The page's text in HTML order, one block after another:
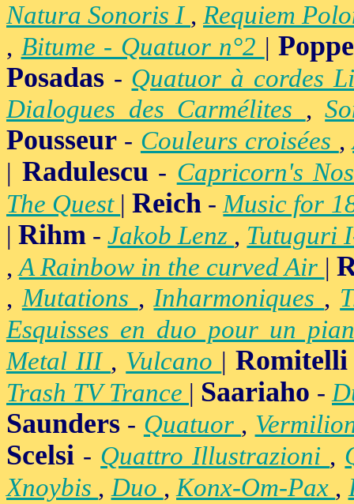
Natura Sonoris I , Requiem
, Bitume - Quatuor n°2 |Poppe
Posadas - Quatuor à cordes
Dialogues des Carmélites ,
Pousseur - Couleurs croisées ,
| Radulescu - Capricorn's
The Quest |Reich -Music for
|Rihm -Jakob Lenz , Tutuguri
,A Rainbow in the curved Air |
,Mutations ,Inharmoniques ,
Esquisses en duo pour un
Metal III , Vulcano |Romitelli
Trash TV Trance | Saariaho -
Saunders - Quatuor ,
Scelsi - Quattro Illustrazioni ,
Xnoybis ,Duo ,Konx-Om-Pax ,